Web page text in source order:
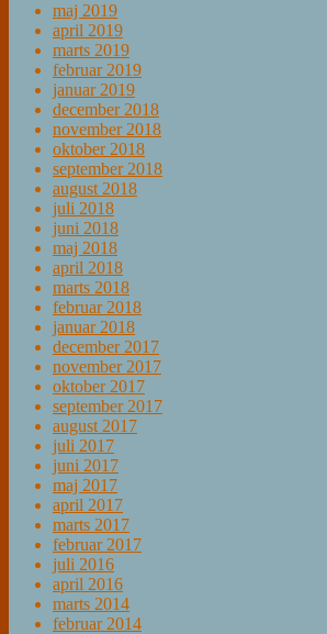
maj 2019
april 2019
marts 2019
februar 2019
januar 2019
december 2018
november 2018
oktober 2018
september 2018
august 2018
juli 2018
juni 2018
maj 2018
april 2018
marts 2018
februar 2018
januar 2018
december 2017
november 2017
oktober 2017
september 2017
august 2017
juli 2017
juni 2017
maj 2017
april 2017
marts 2017
februar 2017
juli 2016
april 2016
marts 2014
februar 2014